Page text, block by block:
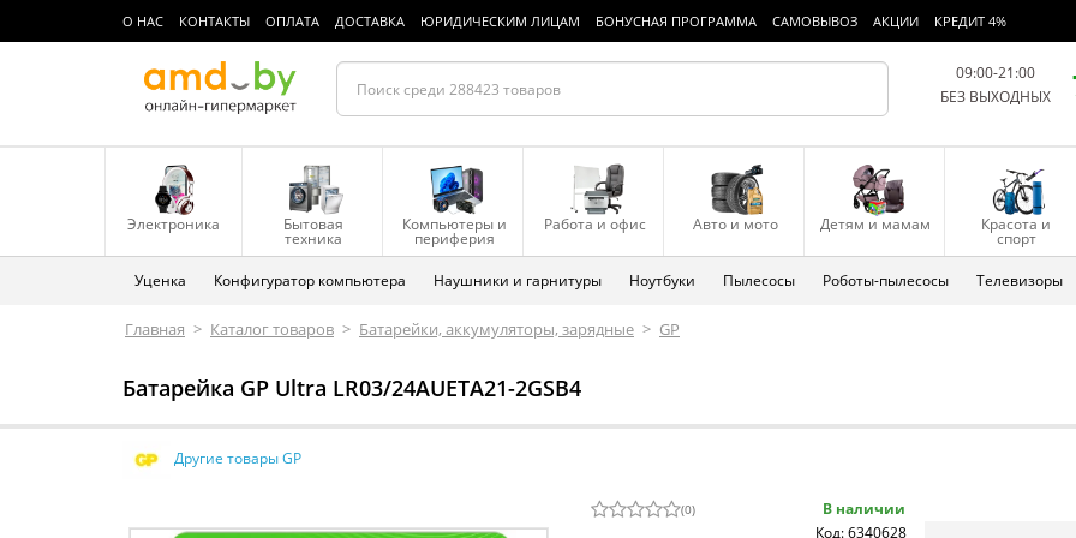
О НАС КОНТАКТЫ ОПЛАТА ДОСТАВКА ЮРИДИЧЕСКИМ ЛИЦАМ БОНУСНАЯ ПРОГРАММА САМОВЫВОЗ АКЦИИ КРЕДИТ 4%
09:00-21:00
БЕЗ ВЫХОДНЫХ
Электроника Бытовая
техника
Компьютеры и
периферия
Работа и офис Авто и мото Детям и мамам Красота и
спорт
Уценка Конфигуратор компьютера Наушники и гарнитуры Ноутбуки Пылесосы Роботы-пылесосы Телевизоры
Главная > Каталог товаров > Батарейки, аккумуляторы, зарядные > GP
Батарейка GP Ultra LR03/24AUETA21-2GSB4
Другие товары GP
(0)
В наличии
Код: 6340628